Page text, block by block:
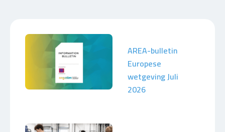
AREA-bulletin
Europese
wetgeving Juli
2026